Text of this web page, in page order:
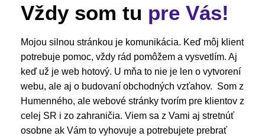
Vždy som tu pre Vás!
Mojou silnou stránkou je komunikácia. Keď môj klient
potrebuje pomoc, vždy rád pomôžem a vysvetlím. Aj
keď už je web hotový. U mňa to nie je len o vytvorení
webu, ale aj o budovaní obchodných vzťahov. Som z
Humenného, ale webové stránky tvorím pre klientov z
celej SR i zo zahraničia. Viem sa z Vami aj stretnúť
osobne ak Vám to vyhovuje a potrebujete prebrať